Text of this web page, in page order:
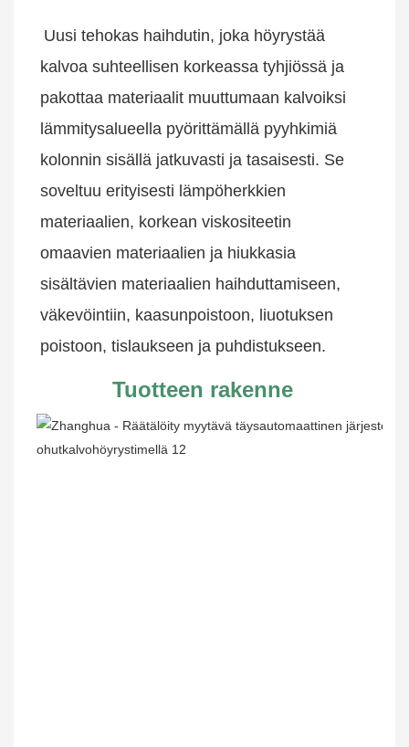
Uusi tehokas haihdutin, joka höyrystää
kalvoa suhteellisen korkeassa tyhjiössä ja
pakottaa materiaalit muuttumaan kalvoiksi
lämmitysalueella pyörittämällä pyyhkimiä
kolonnin sisällä jatkuvasti ja tasaisesti. Se
soveltuu erityisesti lämpöherkkien
materiaalien, korkean viskositeetin
omaavien materiaalien ja hiukkasia
sisältävien materiaalien haihduttamiseen,
väkevöintiin, kaasunpoistoon, liuotuksen
poistoon, tislaukseen ja puhdistukseen.
Tuotteen rakenne